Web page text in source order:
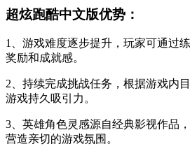
超炫跑酷中文版优势：
1、游戏难度逐步提升，玩家可通过
奖励和成就感。
2、持续完成挑战任务，根据游戏内
游戏持久吸引力。
3、英雄角色灵感源自经典影视作品
营造亲切的游戏氛围。